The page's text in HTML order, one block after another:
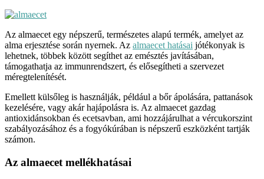
Az almaecet egy népszerű, természetes alapú termék, amelyet az
alma erjesztése során nyernek. Az almaecet hatásai jótékonyak is
lehetnek, többek között segíthet az emésztés javításában,
támogathatja az immunrendszert, és elősegítheti a szervezet
méregtelenítését.
Emellett külsőleg is használják, például a bőr ápolására, pattanások
kezelésére, vagy akár hajápolásra is. Az almaecet gazdag
antioxidánsokban és ecetsavban, ami hozzájárulhat a vércukorszint
szabályozásához és a fogyókúrában is népszerű eszközként tartják
számon.
Az almaecet mellékhatásai